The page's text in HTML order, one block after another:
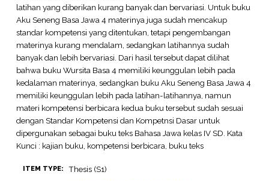
latihan yang diberikan kurang banyak dan bervariasi. Untuk buku
Aku Seneng Basa Jawa 4 materinya juga sudah mencakup
standar kompetensi yang ditentukan, tetapi pengembangan
materinya kurang mendalam, sedangkan latihannya sudah
banyak dan lebih bervariasi. Dari hasil tersebut dapat dilihat
bahwa buku Wursita Basa 4 memiliki keunggulan lebih pada
kedalaman materinya, sedangkan buku Aku Seneng Basa Jawa 4
memiliki keunggulan lebih pada latihan-latihannya, namun
materi kompetensi berbicara kedua buku tersebut sudah sesuai
dengan Standar Kompetensi dan Kompetnsi Dasar untuk
dipergunakan sebagai buku teks Bahasa Jawa kelas IV SD. Kata
Kunci : kajian buku, kompetensi berbicara, buku teks
ITEM TYPE: Thesis (S1)